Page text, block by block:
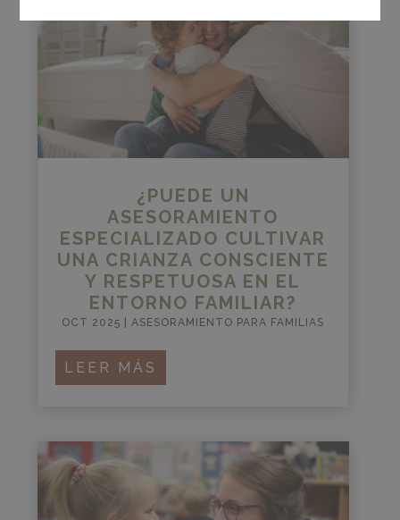
¿PUEDE UN
ASESORAMIENTO
ESPECIALIZADO CULTIVAR
UNA CRIANZA CONSCIENTE
Y RESPETUOSA EN EL
ENTORNO FAMILIAR?
OCT 2025 ASESORAMIENTO PARA FAMILIAS
LEER MÁS